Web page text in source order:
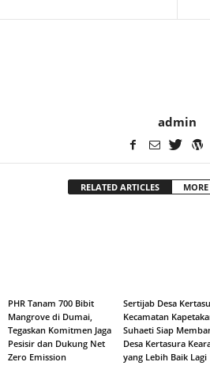
admin
RELATED ARTICLES
PHR Tanam 700 Bibit
Mangrove di Dumai,
Tegaskan Komitmen Jaga
Pesisir dan Dukung Net
Zero Emission
Sertijab Desa
Kecamatan
Suhaeti Siap
Desa Kertasura
yang Lebih Baik Lagi